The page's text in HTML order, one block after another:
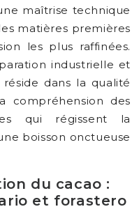
maîtrise technique
matières premières
les plus raffinées.
industrielle et
dans la qualité
compréhension des
qui régissent la
boisson onctueuse
du cacao :
et forastero